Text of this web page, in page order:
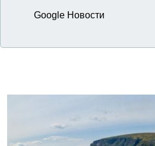
Google Новости